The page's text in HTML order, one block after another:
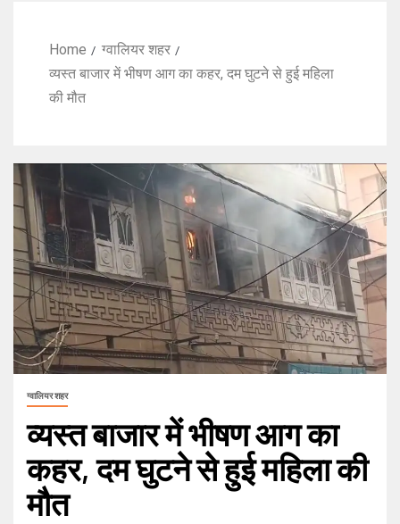
Home
ग्वालियर शहर
व्यस्त बाजार में भीषण आग का कहर, दम घुटने से हुई महिला
की मौत
ग्वालियर शहर
व्यस्त बाजार में भीषण आग का
कहर, दम घुटने से हुई महिला की
मौत